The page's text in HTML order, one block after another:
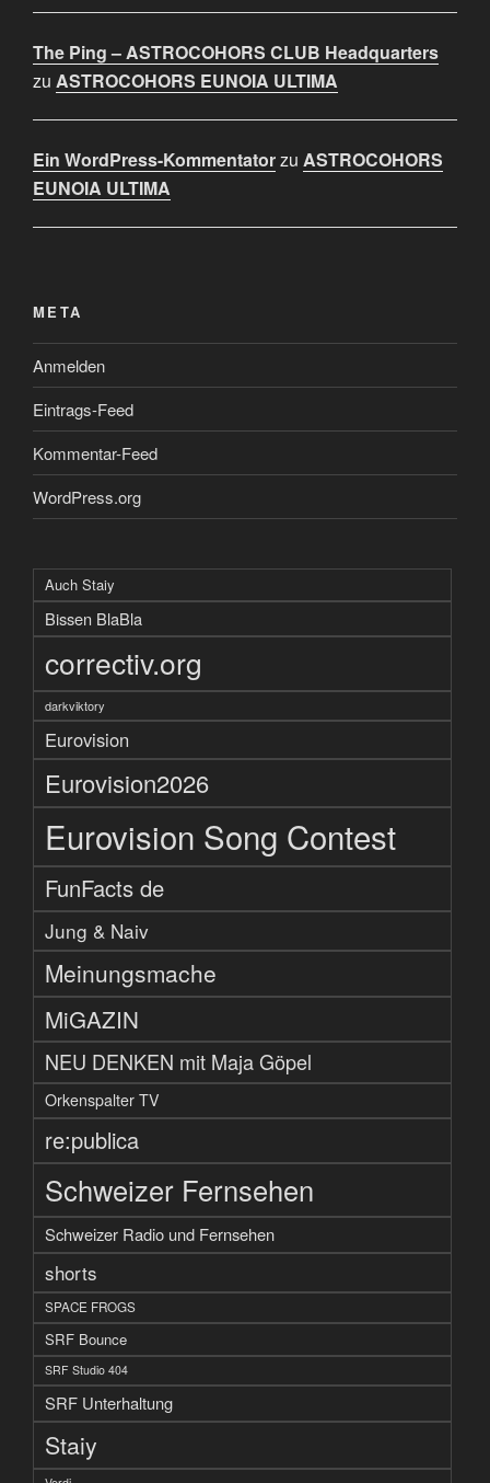
The Ping – ASTROCOHORS CLUB Headquarters
zu ASTROCOHORS EUNOIA ULTIMA
Ein WordPress-Kommentatorzu ASTROCOHORS
EUNOIA ULTIMA
META
Anmelden
Eintrags-Feed
Kommentar-Feed
WordPress.org
Auch Staiy
Bissen BlaBla
correctiv.org
darkviktory
Eurovision
Eurovision2026
Eurovision Song Contest
FunFacts de
Jung & Naiv
Meinungsmache
MiGAZIN
NEU DENKEN mit Maja Göpel
Orkenspalter TV
re:publica
Schweizer Fernsehen
Schweizer Radio und Fernsehen
shorts
SPACE FROGS
SRF Bounce
SRF Studio 404
SRF Unterhaltung
Staiy